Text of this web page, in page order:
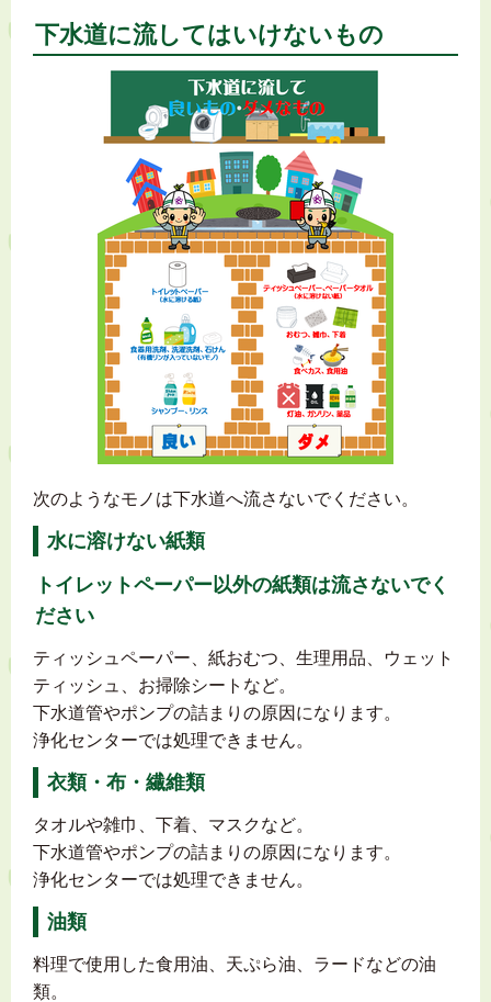
下水道に流してはいけないもの
次のようなモノは下水道へ流さないでください。
水に溶けない紙類
トイレットペーパー以外の紙類は流さないでく
ださい
ティッシュペーパー、紙おむつ、生理用品、ウェット
ティッシュ、お掃除シートなど。
下水道管やポンプの詰まりの原因になります。
浄化センターでは処理できません。
衣類・布・繊維類
タオルや雑巾、下着、マスクなど。
下水道管やポンプの詰まりの原因になります。
浄化センターでは処理できません。
油類
料理で使用した食用油、天ぷら油、ラードなどの油
類。